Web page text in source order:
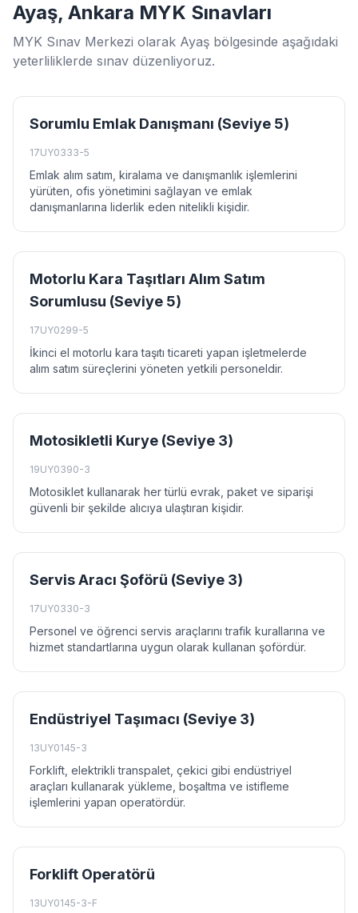
Ayaş, Ankara MYK Sınavları
MYK Sınav Merkezi olarak Ayaş bölgesinde aşağıdaki
yeterliliklerde sınav düzenliyoruz.
Sorumlu Emlak Danışmanı (Seviye 5)
17UY0333-5
Emlak alım satım, kiralama ve danışmanlık işlemlerini
yürüten, ofis yönetimini sağlayan ve emlak
danışmanlarına liderlik eden nitelikli kişidir.
Motorlu Kara Taşıtları Alım Satım
Sorumlusu (Seviye 5)
17UY0299-5
İkinci el motorlu kara taşıtı ticareti yapan işletmelerde
alım satım süreçlerini yöneten yetkili personeldir.
Motosikletli Kurye (Seviye 3)
19UY0390-3
Motosiklet kullanarak her türlü evrak, paket ve siparişi
güvenli bir şekilde alıcıya ulaştıran kişidir.
Servis Aracı Şoförü (Seviye 3)
17UY0330-3
Personel ve öğrenci servis araçlarını trafik kurallarına ve
hizmet standartlarına uygun olarak kullanan şofördür.
Endüstriyel Taşımacı (Seviye 3)
13UY0145-3
Forklift, elektrikli transpalet, çekici gibi endüstriyel
araçları kullanarak yükleme, boşaltma ve istifleme
işlemlerini yapan operatördür.
Forklift Operatörü
13UY0145-3-F